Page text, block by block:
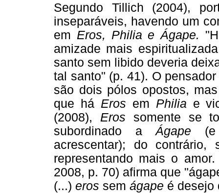
Segundo Tillich (2004),
inseparáveis, havendo um
em Eros, Philia e Ágape.
amizade mais
santo sem libido deveria
tal santo" (p. 41). O
são dois pólos opostos,
que há Eros em Philia e
(2008), Eros somente se
subordinado aÁgape (e
acrescentar); do
representando mais o
2008, p. 70) afirma que
(...) eros sem ágape é desejo